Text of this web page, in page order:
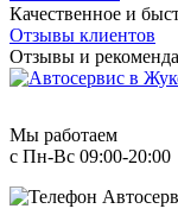
Качественное и
Отзывы клиентов
Отзывы и
Мы работаем
с Пн-Вc 09:00-20:00